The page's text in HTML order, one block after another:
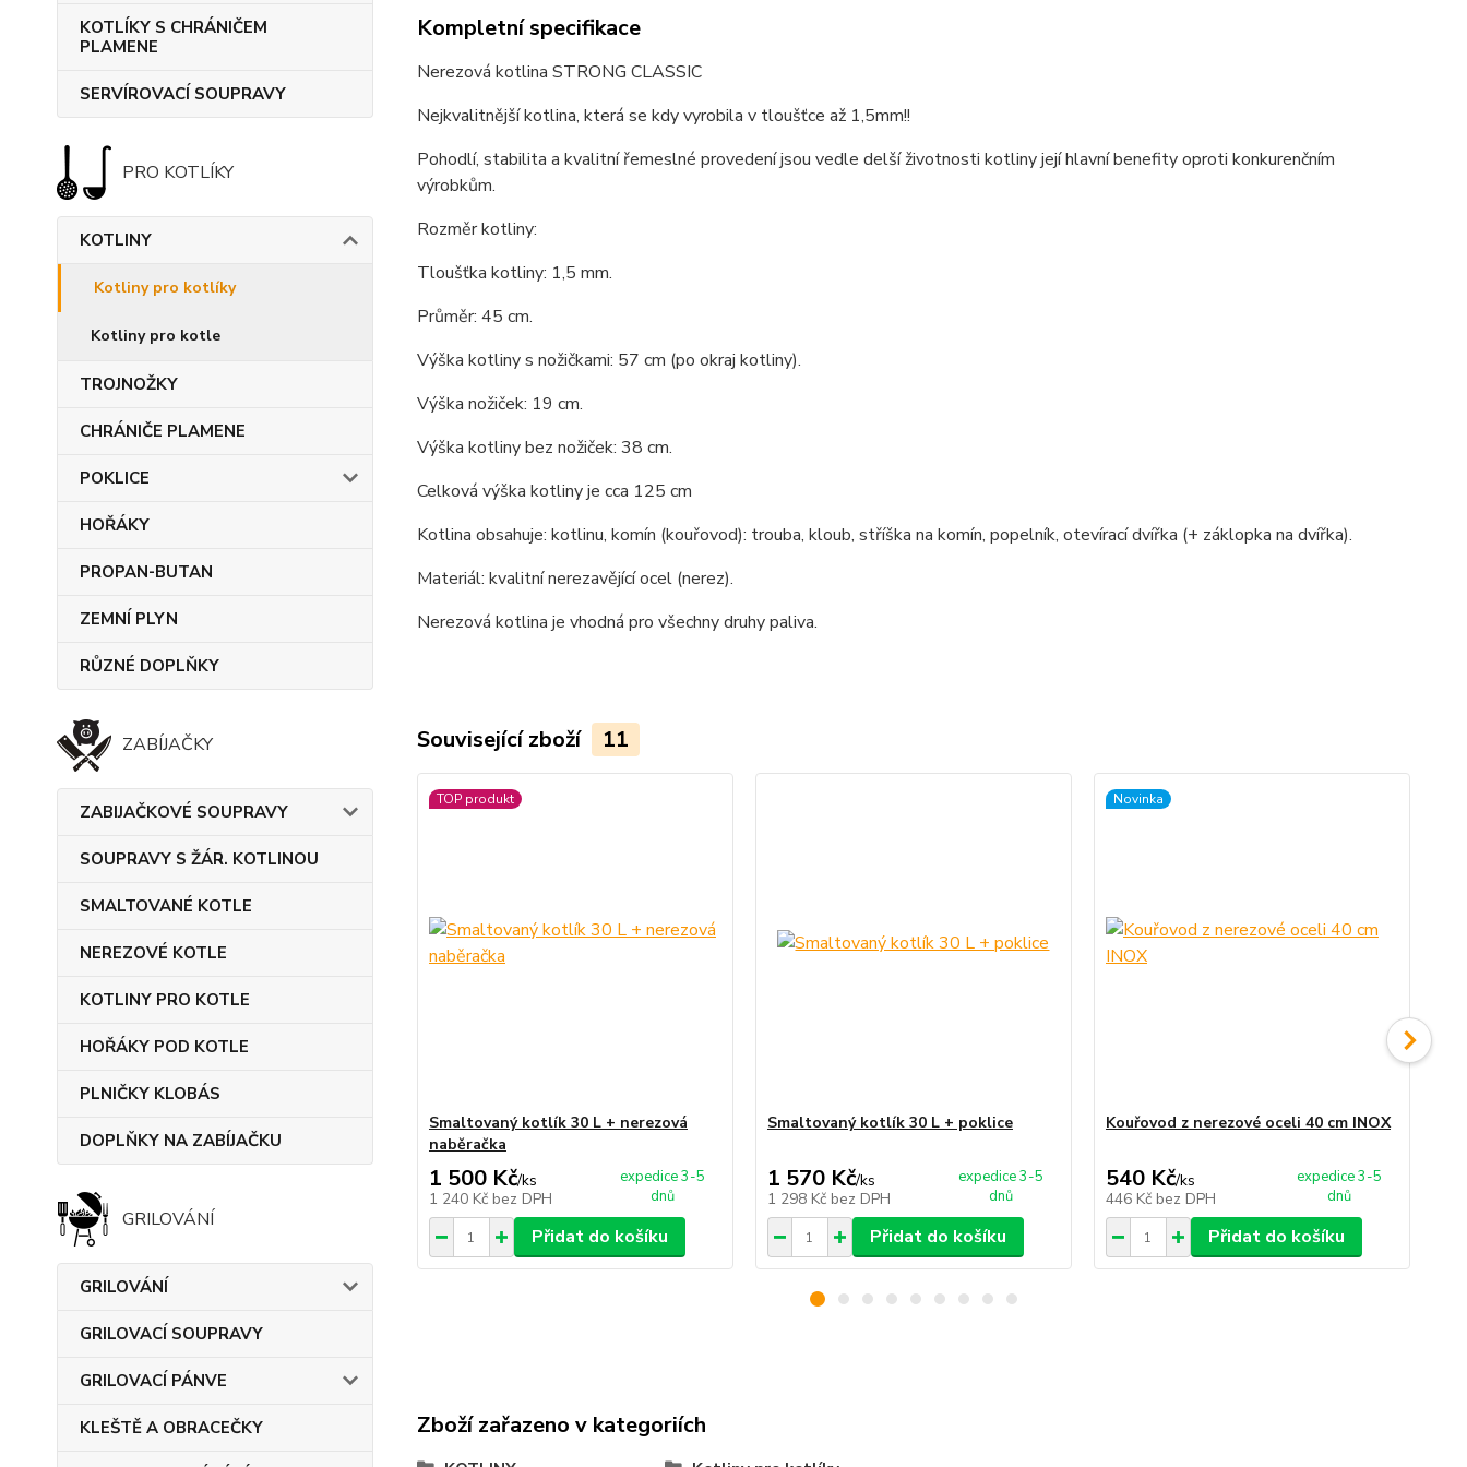
KOTLÍKY S CHRÁNIČEM
PLAMENE
SERVÍROVACÍ SOUPRAVY
PRO KOTLÍKY
KOTLINY
Kotliny pro kotlíky
Kotliny pro kotle
TROJNOŽKY
CHRÁNIČE PLAMENE
POKLICE
HOŘÁKY
PROPAN-BUTAN
ZEMNÍ PLYN
RŮZNÉ DOPLŇKY
ZABÍJAČKY
ZABIJAČKOVÉ SOUPRAVY
SOUPRAVY S ŽÁR. KOTLINOU
SMALTOVANÉ KOTLE
NEREZOVÉ KOTLE
KOTLINY PRO KOTLE
HOŘÁKY POD KOTLE
PLNIČKY KLOBÁS
DOPLŇKY NA ZABÍJAČKU
GRILOVÁNÍ
GRILOVÁNÍ
GRILOVACÍ SOUPRAVY
GRILOVACÍ PÁNVE
KLEŠTĚ A OBRACEČKY
Kompletní specifikace
Nerezová kotlina STRONG CLASSIC
Nejkvalitnější kotlina, která se kdy vyrobila v tloušťce až 1,5mm!!
Pohodlí, stabilita a kvalitní řemeslné provedení jsou vedle delší životnosti kotliny její hlavní benefity oproti konkurenčním
výrobkům.
Rozměr kotliny:
Tloušťka kotliny: 1,5 mm.
Průměr: 45 cm.
Výška kotliny s nožičkami: 57 cm (po okraj kotliny).
Výška nožiček: 19 cm.
Výška kotliny bez nožiček: 38 cm.
Celková výška kotliny je cca 125 cm
Kotlina obsahuje: kotlinu, komín (kouřovod): trouba, kloub, stříška na komín, popelník, otevírací dvířka (+ záklopka na dvířka).
Materiál: kvalitní nerezavějící ocel (nerez).
Nerezová kotlina je vhodná pro všechny druhy paliva.
Související zboží 11
TOP produkt
Smaltovaný kotlík 30 L + nerezová
naběračka
1 500 Kč/ks
1 240 Kč bez DPH
expedice 3-5
dnů
Přidat do košíku
Smaltovaný kotlík 30 L + poklice
1 570 Kč/ks
1 298 Kč bez DPH
expedice 3-5
dnů
Přidat do košíku
Novinka
Kouřovod z nerezové oceli 40 cm INOX
540 Kč/ks
446 Kč bez DPH
expedice 3-5
dnů
Přidat do košíku
Zboží zařazeno v kategoriích